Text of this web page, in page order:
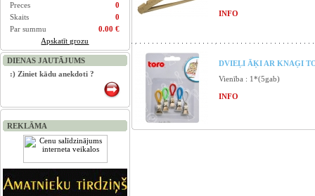
Preces
0
Skaits
0
Par summu
0.00 €
Apskatīt grozu
DIENAS JAUTĀJUMS
:) Ziniet kādu anekdoti ?
REKLĀMA
INFO
DVIEĻI ĀĶI AR KNAĢI
Vienība : 1*(5gab)
INFO